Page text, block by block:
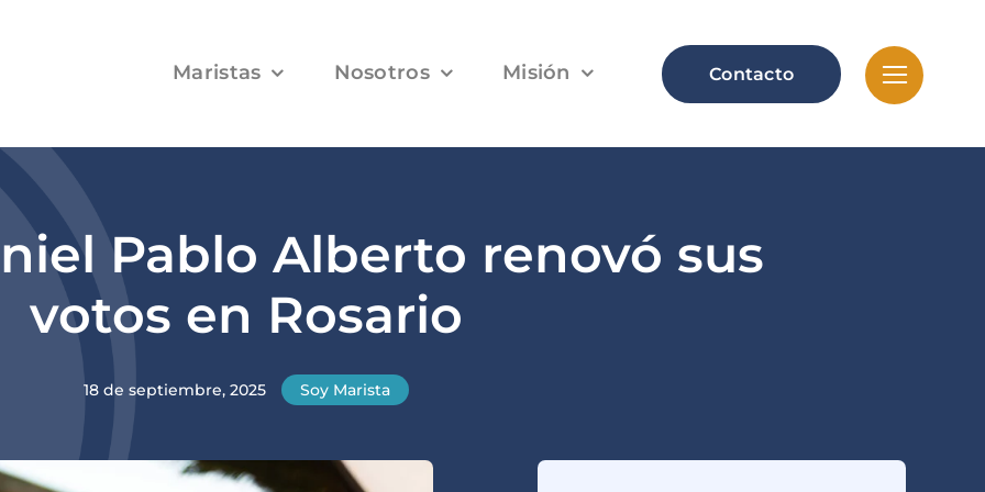
Maristas Nosotros Misión Contacto
Pablo Alberto renovó sus
votos en Rosario
18 de septiembre, 2025 Soy Marista